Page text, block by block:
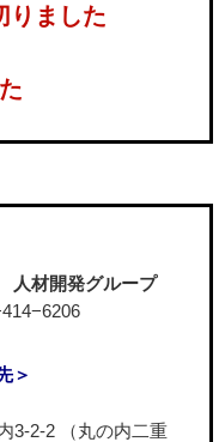
りました
材開発グループ
＞
3-2-2 （丸の内二重